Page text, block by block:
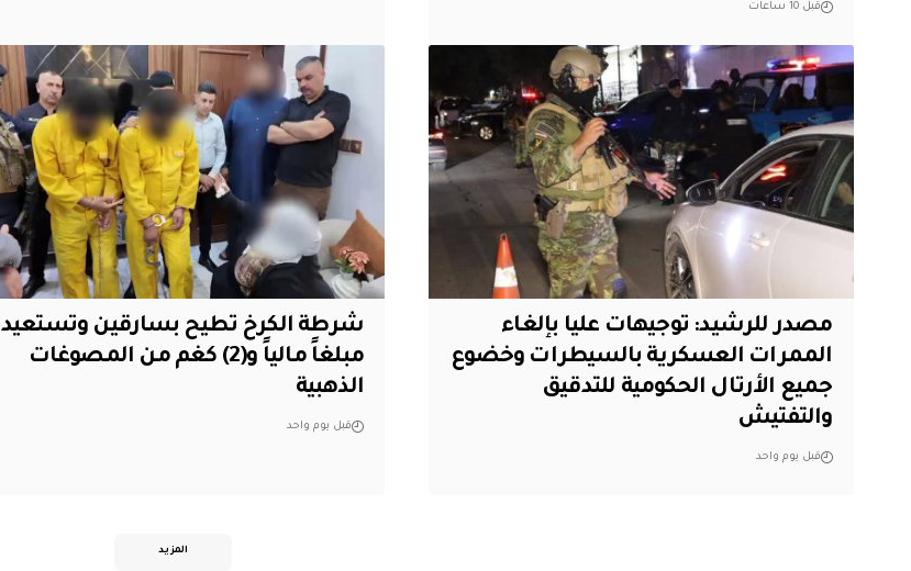
قبل 10 ساعات
مصدر للرشيد: توجيهات عليا بإلغاء
الممرات العسكرية بالسيطرات وخضوع
جميع الأرتال الحكومية للتدقيق
والتفتيش
قبل يوم واحد
شرطة الكرخ تطيح بسارقين وتستعيد
مبلغاً مالياً و(2) كغم من المصوغات
الذهبية
قبل يوم واحد
المزيد